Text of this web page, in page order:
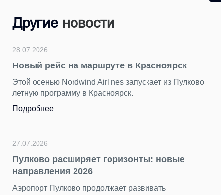
Другие новости
28.07.2026
Новый рейс на маршруте в Красноярск
Этой осенью Nordwind Airlines запускает из Пулково
летную программу в Красноярск.
Подробнее
27.07.2026
Пулково расширяет горизонты: новые
направления 2026
Аэропорт Пулково продолжает развивать